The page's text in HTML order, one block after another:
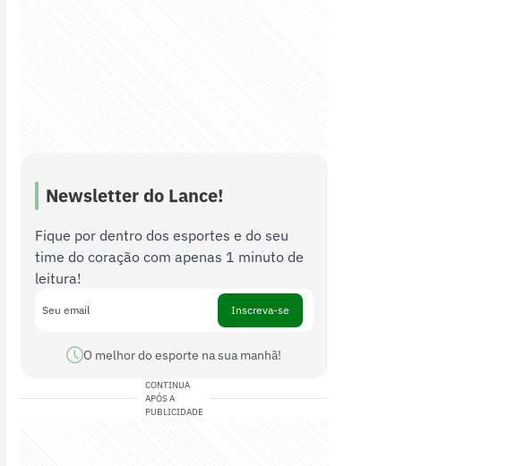
Newsletter do Lance!
Fique por dentro dos esportes e do seu
time do coração com apenas 1 minuto de
leitura!
Inscreva-se
O melhor do esporte na sua manhã!
CONTINUA
APÓS A
PUBLICIDADE